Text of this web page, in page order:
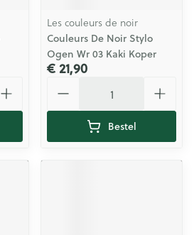
Les couleurs de noir
Couleurs De Noir Stylo
Ogen Wr 03 Kaki Koper
€ 21,90
Bestel